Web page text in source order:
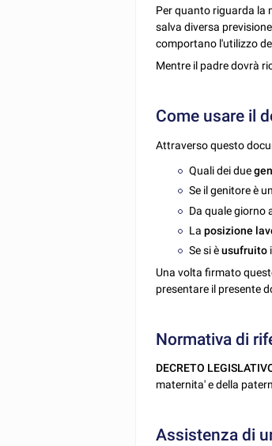
Per quanto riguarda la
salva diversa
comportano l'utilizzo
Mentre il padre dovrà
Come usare il
Attraverso questo
Quali dei due
Se il genitore è
Da quale giorno
Laposizione
Se si èusufruito
Una volta firmato
presentare il presente
Normativa di
DECRETO
maternita' e della
Assistenza di